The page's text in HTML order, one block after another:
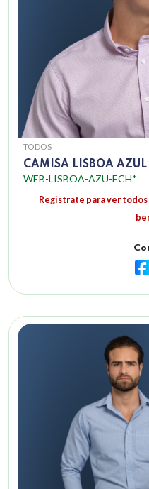
TODOS
CAMISA LISBOA AZUL
WEB-LISBOA-AZU-ECH*
Registrate para ver